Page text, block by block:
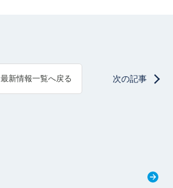
最新情報一覧へ戻る 次の記事